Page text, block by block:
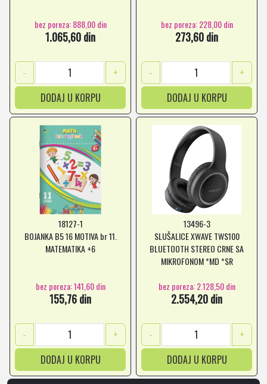
bez poreza: 888,00 din
1.065,60 din
-
+
DODAJ U KORPU
bez poreza: 228,00 din
273,60 din
-
+
DODAJ U KORPU
18127-1
BOJANKA B5 16 MOTIVA br 11.
MATEMATIKA +6
bez poreza: 141,60 din
155,76 din
-
+
DODAJ U KORPU
13496-3
SLUŠALICE XWAVE TWS100
BLUETOOTH STEREO CRNE SA
MIKROFONOM *MD *SR
bez poreza: 2.128,50 din
2.554,20 din
-
+
DODAJ U KORPU